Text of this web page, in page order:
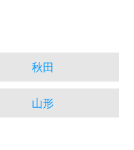
秋田
山形